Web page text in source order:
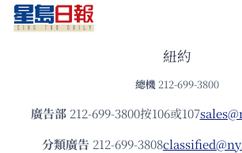
紐約
總機 212-699-3800
廣告部212-699-3800按106或107
分類廣告 212-699-3808